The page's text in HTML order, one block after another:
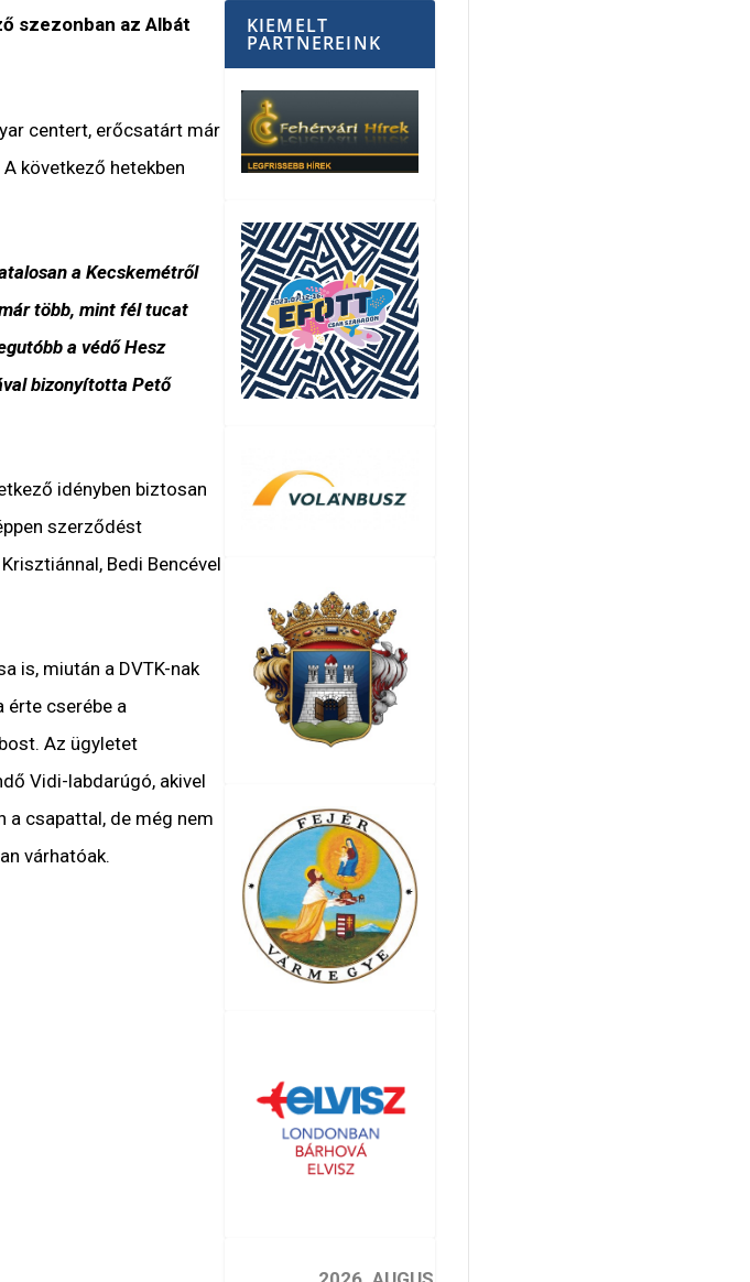
szezonban az Albát
centert, erőcsatárt már
következő hetekben
a Kecskemétről
több, mint fél tucat
a védő Hesz
bizonyította Pető
idényben biztosan
szerződést
Bedi Bencével
is, miután a DVTK-nak
érte cserébe a
Az ügyletet
Vidi-labdarúgó, akivel
a csapattal, de még nem
várhatóak.
KIEMELT
PARTNEREINK